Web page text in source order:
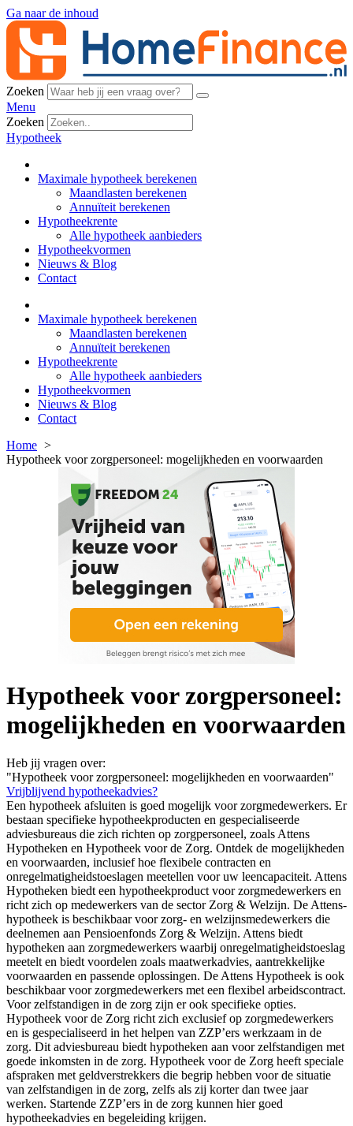
Ga naar de inhoud
Zoeken
Menu
Zoeken
Hypotheek
Maximale hypotheek berekenen
Maandlasten berekenen
Annuïteit berekenen
Hypotheekrente
Alle hypotheek aanbieders
Hypotheekvormen
Nieuws & Blog
Contact
Maximale hypotheek berekenen
Maandlasten berekenen
Annuïteit berekenen
Hypotheekrente
Alle hypotheek aanbieders
Hypotheekvormen
Nieuws & Blog
Contact
Home
Hypotheek voor zorgpersoneel: mogelijkheden en voorwaarden
Hypotheek voor zorgpersoneel:
mogelijkheden en voorwaarden
Heb jij vragen over:
"Hypotheek voor zorgpersoneel: mogelijkheden en voorwaarden"
Vrijblijvend hypotheekadvies?
Een hypotheek afsluiten is goed mogelijk voor zorgmedewerkers. Er
bestaan specifieke hypotheekproducten en gespecialiseerde
adviesbureaus die zich richten op zorgpersoneel, zoals Attens
Hypotheken en Hypotheek voor de Zorg. Ontdek de mogelijkheden
en voorwaarden, inclusief hoe flexibele contracten en
onregelmatigheidstoeslagen meetellen voor uw leencapaciteit. Attens
Hypotheken biedt een hypotheekproduct voor zorgmedewerkers en
richt zich op medewerkers van de sector Zorg & Welzijn. De Attens-
hypotheek is beschikbaar voor zorg- en welzijnsmedewerkers die
deelnemen aan Pensioenfonds Zorg & Welzijn. Attens biedt
hypotheken aan zorgmedewerkers waarbij onregelmatigheidstoeslag
meetelt en biedt voordelen zoals maatwerkadvies, aantrekkelijke
voorwaarden en passende oplossingen. De Attens Hypotheek is ook
beschikbaar voor zorgmedewerkers met een flexibel arbeidscontract.
Voor zelfstandigen in de zorg zijn er ook specifieke opties.
Hypotheek voor de Zorg richt zich exclusief op zorgmedewerkers
en is gespecialiseerd in het helpen van ZZP’ers werkzaam in de
zorg. Dit adviesbureau biedt hypotheken aan voor zelfstandigen met
goede inkomsten in de zorg. Hypotheek voor de Zorg heeft speciale
afspraken met geldverstrekkers die begrip hebben voor de situatie
van zelfstandigen in de zorg, zelfs als zij korter dan twee jaar
werken. Startende ZZP’ers in de zorg kunnen hier goed
hypotheekadvies en begeleiding krijgen.